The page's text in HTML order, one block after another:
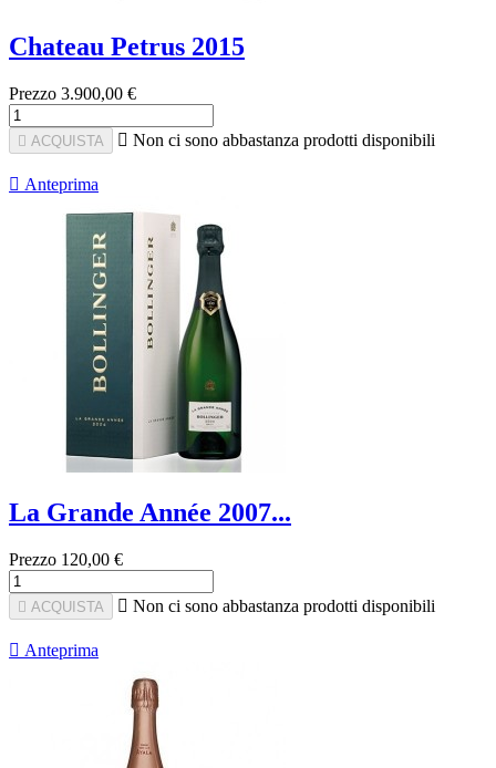
Chateau Petrus 2015
Prezzo 3.900,00 €
 ACQUISTA  Non ci sono abbastanza prodotti disponibili
 Anteprima
La Grande Année 2007...
Prezzo 120,00 €
 ACQUISTA  Non ci sono abbastanza prodotti disponibili
 Anteprima